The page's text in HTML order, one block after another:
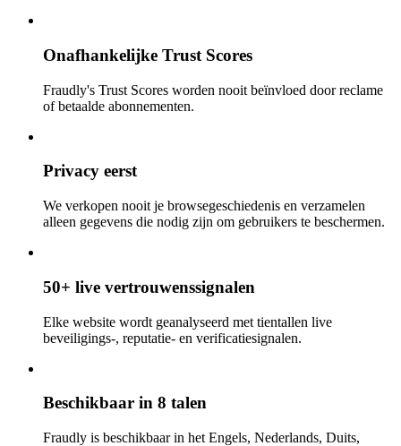
Onafhankelijke Trust Scores
Fraudly's Trust Scores worden nooit beïnvloed door reclame
of betaalde abonnementen.
Privacy eerst
We verkopen nooit je browsegeschiedenis en verzamelen
alleen gegevens die nodig zijn om gebruikers te beschermen.
50+ live vertrouwenssignalen
Elke website wordt geanalyseerd met tientallen live
beveiligings-, reputatie- en verificatiesignalen.
Beschikbaar in 8 talen
Fraudly is beschikbaar in het Engels, Nederlands, Duits,